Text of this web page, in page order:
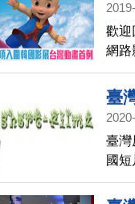
歡迎
網路
國首
臺
展
臺灣
國